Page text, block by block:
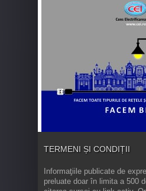
TERMENI ȘI CONDIȚII
Informaţiile publicate de
preluate doar în limita a 500